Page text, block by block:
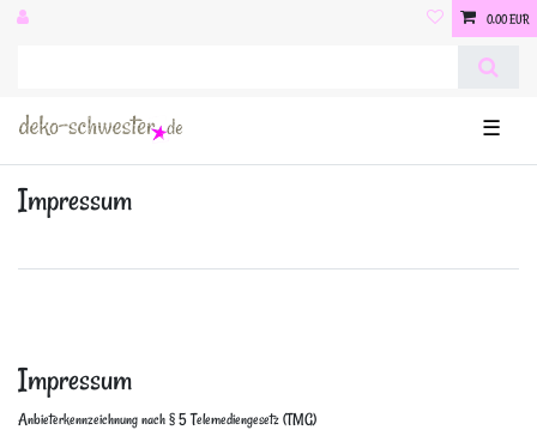
0,00 EUR
☰
Impressum
Impressum
Anbieterkennzeichnung nach § 5 Telemediengesetz (TMG)